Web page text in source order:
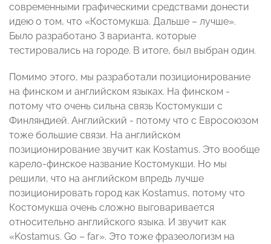
современными графическими средствами донести
идею о том, что «Костомукша. Дальше – лучше».
Было разработано 3 варианта, которые
тестировались на городе. В итоге, был выбран один.
Помимо этого, мы разработали позиционирование
на финском и английском языках. На финском -
потому что очень сильна связь Костомукши с
Финляндией. Английский - потому что с Евросоюзом
тоже большие связи. На английском
позиционирование звучит как Kostamus. Это вообще
карело-финское название Костомукши. Но мы
решили, что на английском впредь лучше
позиционировать город как Kostamus, потому что
Костомукша очень сложно выговаривается
относительно английского языка. И звучит как
«Kostamus. Go – far». Это тоже фразеологизм на